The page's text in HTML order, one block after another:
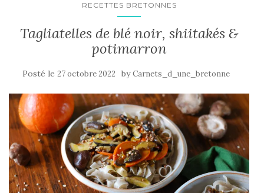
RECETTES BRETONNES
Tagliatelles de blé noir, shiitakés &
potimarron
Posté le 27 octobre 2022 byCarnets_d_une_bretonne